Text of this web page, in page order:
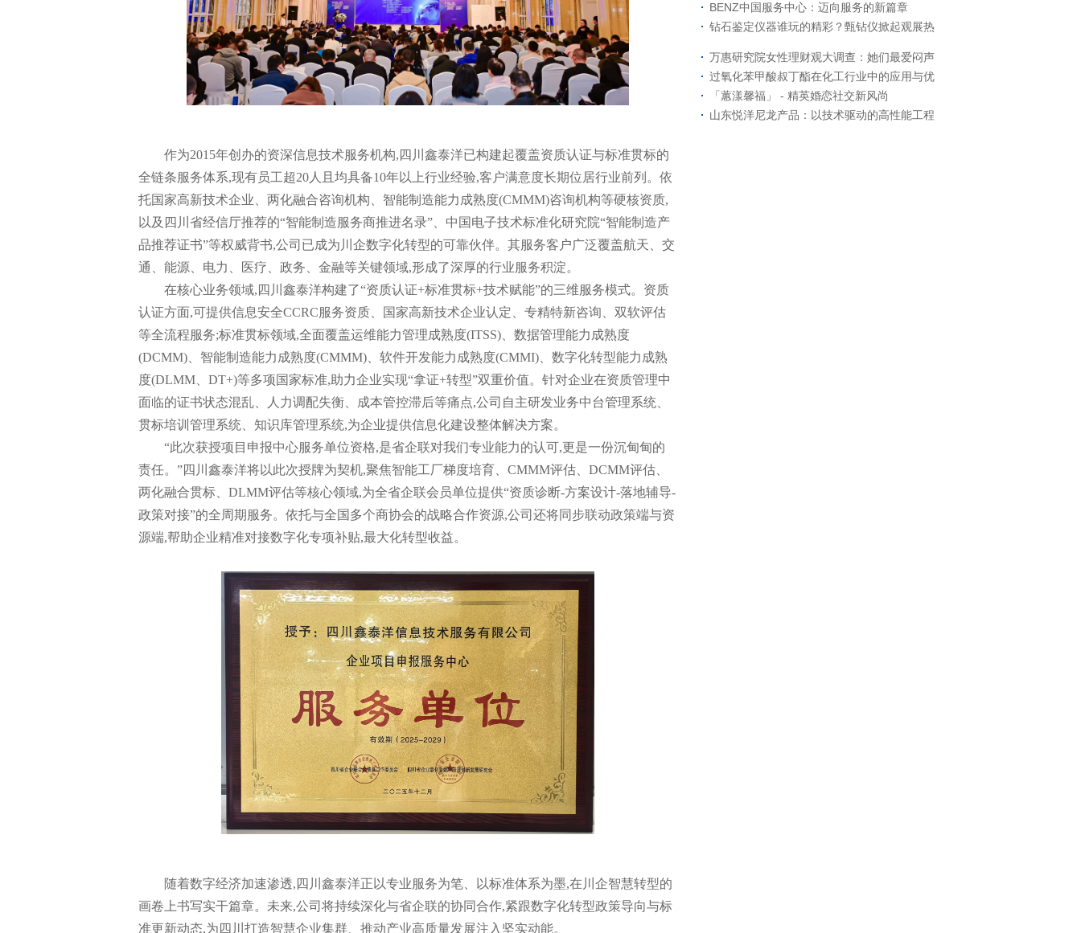
作为2015年创办的资深信息技术服务机构,四川鑫泰洋已构建起覆盖资质认证与标准贯标的
全链条服务体系,现有员工超20人且均具备10年以上行业经验,客户满意度长期位居行业前列。依
托国家高新技术企业、两化融合咨询机构、智能制造能力成熟度(CMMM)咨询机构等硬核资质,
以及四川省经信厅推荐的“智能制造服务商推进名录”、中国电子技术标准化研究院“智能制造产
品推荐证书”等权威背书,公司已成为川企数字化转型的可靠伙伴。其服务客户广泛覆盖航天、交
通、能源、电力、医疗、政务、金融等关键领域,形成了深厚的行业服务积淀。
在核心业务领域,四川鑫泰洋构建了“资质认证+标准贯标+技术赋能”的三维服务模式。资质
认证方面,可提供信息安全CCRC服务资质、国家高新技术企业认定、专精特新咨询、双软评估
等全流程服务;标准贯标领域,全面覆盖运维能力管理成熟度(ITSS)、数据管理能力成熟度
(DCMM)、智能制造能力成熟度(CMMM)、软件开发能力成熟度(CMMI)、数字化转型能力成熟
度(DLMM、DT+)等多项国家标准,助力企业实现“拿证+转型”双重价值。针对企业在资质管理中
面临的证书状态混乱、人力调配失衡、成本管控滞后等痛点,公司自主研发业务中台管理系统、
贯标培训管理系统、知识库管理系统,为企业提供信息化建设整体解决方案。
“此次获授项目申报中心服务单位资格,是省企联对我们专业能力的认可,更是一份沉甸甸的
责任。”四川鑫泰洋将以此次授牌为契机,聚焦智能工厂梯度培育、CMMM评估、DCMM评估、
两化融合贯标、DLMM评估等核心领域,为全省企联会员单位提供“资质诊断-方案设计-落地辅导-
政策对接”的全周期服务。依托与全国多个商协会的战略合作资源,公司还将同步联动政策端与资
源端,帮助企业精准对接数字化专项补贴,最大化转型收益。
随着数字经济加速渗透,四川鑫泰洋正以专业服务为笔、以标准体系为墨,在川企智慧转型的
画卷上书写实干篇章。未来,公司将持续深化与省企联的协同合作,紧跟数字化转型政策导向与标
准更新动态,为四川打造智慧企业集群、推动产业高质量发展注入坚实动能。
BENZ中国服务中心：迈向服务的新篇章
钻石鉴定仪器谁玩的精彩？甄钻仪掀起观展热
万惠研究院女性理财观大调查：她们最爱闷声
过氧化苯甲酸叔丁酯在化工行业中的应用与优
「蕙漾馨福」 - 精英婚恋社交新风尚
山东悦洋尼龙产品：以技术驱动的高性能工程